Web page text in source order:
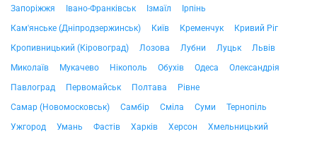
Запоріжжя
Івано-Франківськ Ізмаїл
Ірпінь
Кам'янське (Дніпродзержинськ)
Київ Кременчук
Кривий Ріг
Кропивницький (Кіровоград)
Лозова Лубни Луцьк
Львів
Миколаїв
Мукачево Нікополь Обухів Одеса
Олександрія
Павлоград
Первомайськ Полтава
Рівне
Самар (Новомосковськ)
Самбір Сміла Суми
Тернопіль
Ужгород
Умань Фастів Харків Херсон
Хмельницький